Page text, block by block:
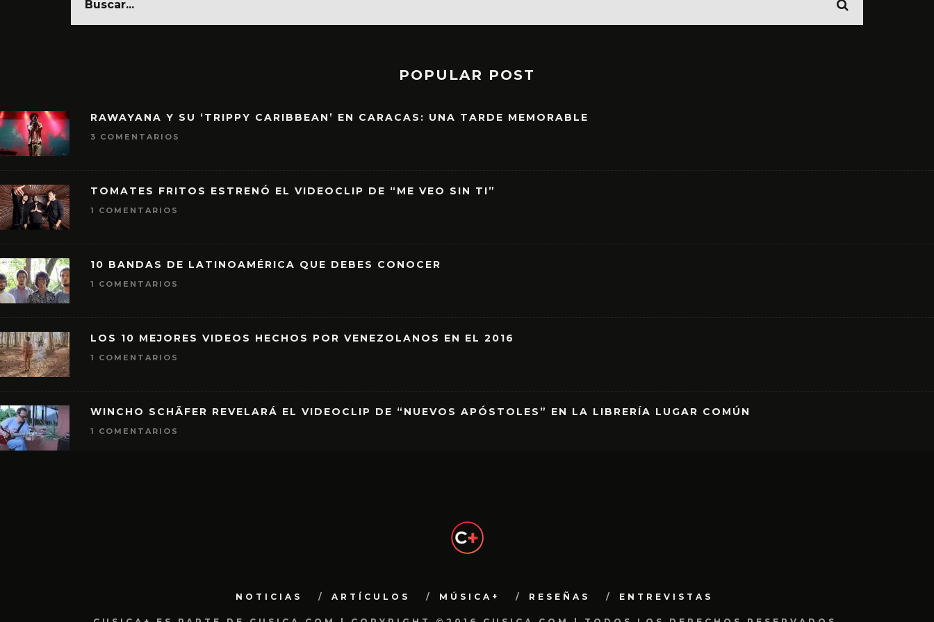
POPULAR POST
RAWAYANA Y SU ‘TRIPPY CARIBBEAN’ EN CARACAS: UNA TARDE MEMORABLE
3 COMENTARIOS
TOMATES FRITOS ESTRENÓ EL VIDEOCLIP DE “ME VEO SIN TI”
1 COMENTARIOS
10 BANDAS DE LATINOAMÉRICA QUE DEBES CONOCER
1 COMENTARIOS
LOS 10 MEJORES VIDEOS HECHOS POR VENEZOLANOS EN EL 2016
1 COMENTARIOS
WINCHO SCHÄFER REVELARÁ EL VIDEOCLIP DE “NUEVOS APÓSTOLES” EN LA LIBRERÍA LUGAR COMÚN
1 COMENTARIOS
NOTICIAS ARTÍCULOS MÚSICA+ RESEÑAS ENTREVISTAS